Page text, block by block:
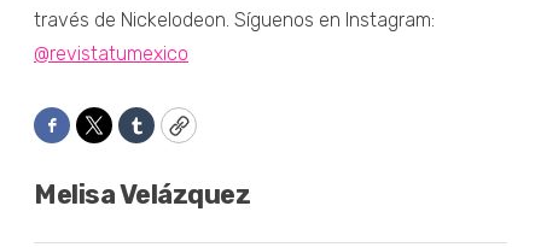
través de Nickelodeon. Síguenos en Instagram:
@revistatumexico
Facebook
TwitterTumblrCopy
Melisa Velázquez